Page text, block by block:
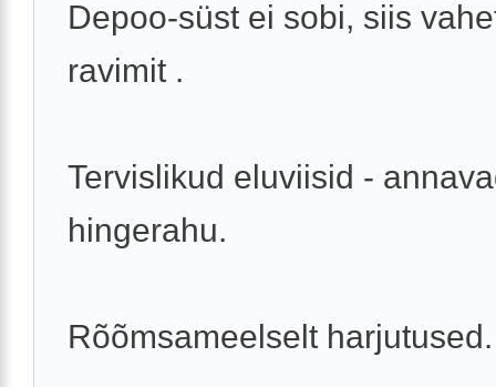
Depoo-süst ei sobi, siis
ravimit .
Tervislikud eluviisid -
hingerahu.
Rõõmsameelselt harjutused.